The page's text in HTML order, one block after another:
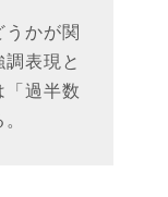
うかが関
表現と
「過半数